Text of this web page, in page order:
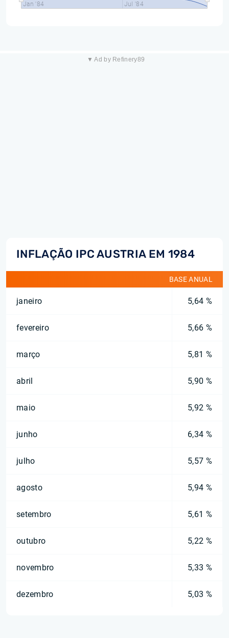
Jan '84 Jul '84
▼ Ad by Refinery89
INFLAÇÃO IPC AUSTRIA EM 1984
BASE ANUAL
janeiro 5,64 %
fevereiro 5,66 %
março 5,81 %
abril 5,90 %
maio 5,92 %
junho 6,34 %
julho 5,57 %
agosto 5,94 %
setembro 5,61 %
outubro 5,22 %
novembro 5,33 %
dezembro 5,03 %